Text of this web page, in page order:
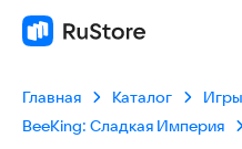
Главная Каталог Игры
BeeKing: Сладкая Империя